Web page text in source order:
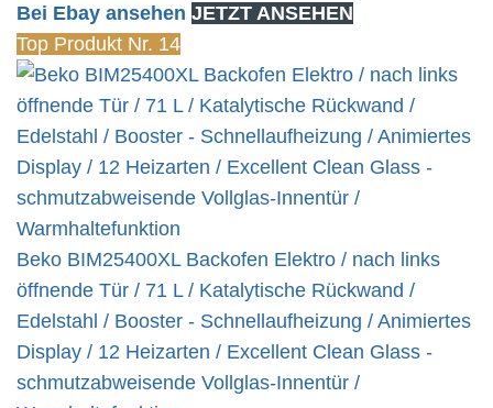
Bei Ebay ansehen JETZT ANSEHEN
Top Produkt Nr. 14
Beko BIM25400XL Backofen Elektro / nach links
öffnende Tür / 71 L / Katalytische Rückwand /
Edelstahl / Booster - Schnellaufheizung / Animiertes
Display / 12 Heizarten / Excellent Clean Glass -
schmutzabweisende Vollglas-Innentür /